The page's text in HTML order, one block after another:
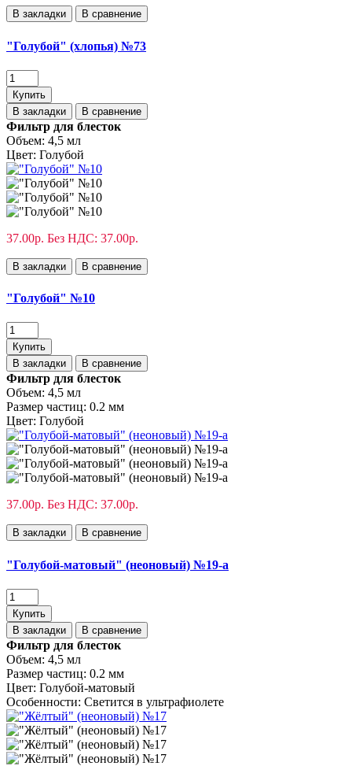
В закладки В сравнение
"Голубой" (хлопья) №73
Купить
В закладки
В сравнение
Фильтр для блесток
Объем: 4,5 мл
Цвет: Голубой
37.00р. Без НДС: 37.00р.
В закладки В сравнение
"Голубой" №10
Купить
В закладки
В сравнение
Фильтр для блесток
Объем: 4,5 мл
Размер частиц: 0.2 мм
Цвет: Голубой
37.00р. Без НДС: 37.00р.
В закладки В сравнение
"Голубой-матовый" (неоновый) №19-а
Купить
В закладки
В сравнение
Фильтр для блесток
Объем: 4,5 мл
Размер частиц: 0.2 мм
Цвет: Голубой-матовый
Особенности: Светится в ультрафиолете